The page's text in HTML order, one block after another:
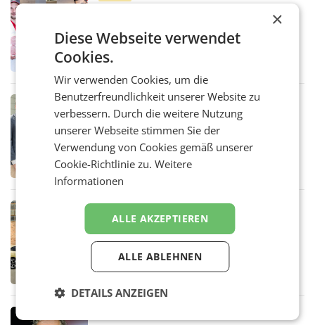
Penny modernisiert zwei Filialen in
Ober- und Niederösterreich
WIENER NEUDORF. – Im Rahmen einer
laufenden Modernisierungsoffensive
erneuert Penny zwei Filialen in Nieder- und
Oberösterreich. Die beiden Standorte liegen
in Haag sowie im rund
RETAIL
Alles bereit für den Wechsel: Jürgen
Albrecht setzt ab 1.1.2027 auf Adeg
WIENER NEUDORF. – Die geplante
Zusammenarbeit zwischen Adeg und dem
Vorarlberger Kaufmann Jürgen Albrecht ist
kartellrechtlich freigegeben: Die
Bundeskartellanwalt
Rekordergebnis im Juli: Leapmotor
verdoppelt Auslieferungen und
überschreitet die 100.000er-Marke
– Im Juli 2026 erreichte Leapmotor einen
wichtigen Meilenstein und lieferte weltweit
Ergebnis gegenüber Juli 2025 mehr als
×
Diese Webseite verwendet
Cookies.
Wir verwenden Cookies, um die
Benutzerfreundlichkeit unserer Website zu
verbessern. Durch die weitere Nutzung
unserer Webseite stimmen Sie der
Verwendung von Cookies gemäß unserer
Cookie-Richtlinie zu.Weitere
Informationen
ALLE AKZEPTIEREN
ALLE ABLEHNEN
DETAILS ANZEIGEN